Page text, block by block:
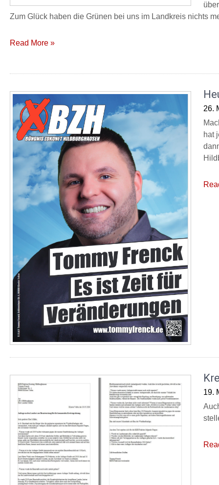
Zum Glück haben die Grünen bei uns im Landkreis nichts
Read More »
26.
hat
19.